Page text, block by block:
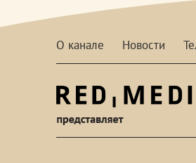
О канале Новости